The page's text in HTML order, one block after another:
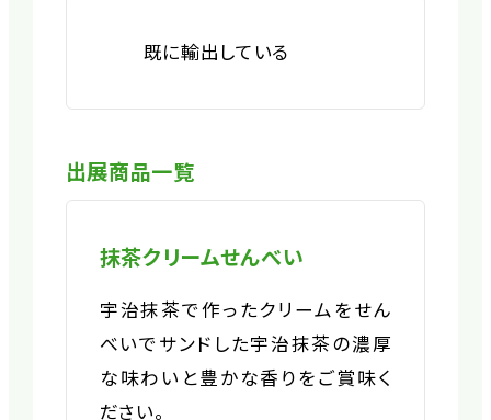
既に輸出している
出展商品一覧
抹茶クリームせんべい
宇治抹茶で作ったクリームをせん
べいでサンドした宇治抹茶の濃厚
な味わいと豊かな香りをご賞味く
ださい。